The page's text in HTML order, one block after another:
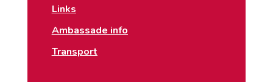
Links
Ambassade info
Transport